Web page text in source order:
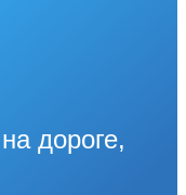
дороге,